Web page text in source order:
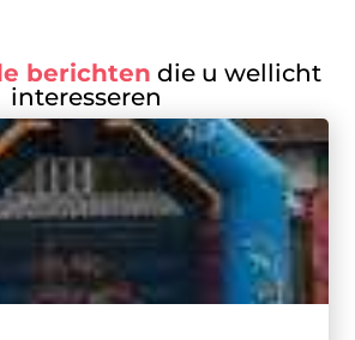
berichten die u wellicht
interesseren